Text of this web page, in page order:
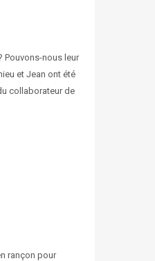
Pouvons-nous leur
et Jean ont été
collaborateur de
rançon pour